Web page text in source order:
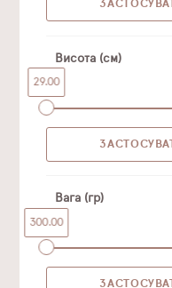
Висота (см)
29.00
Вага (гр)
300.00